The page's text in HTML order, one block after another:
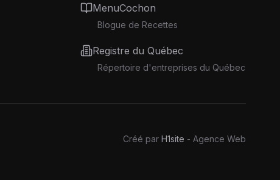
MenuCochon
Blogue de Recettes
Registre du Québec
Répertoire d'entreprises du Québec
Créé par H1site - Agence Web